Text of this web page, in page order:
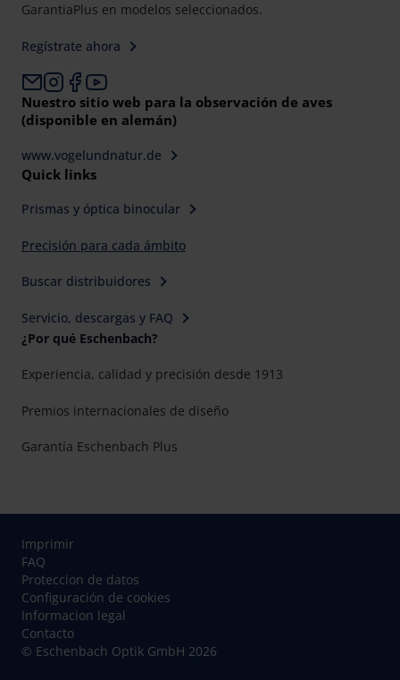
GarantiaPlus en modelos seleccionados.
Regístrate ahora
Nuestro sitio web para la observación de aves
(disponible en alemán)
www.vogelundnatur.de
Quick links
Prismas y óptica binocular
Precisión para cada ámbito
Buscar distribuidores
Servicio, descargas y FAQ
¿Por qué Eschenbach?
Experiencia, calidad y precisión desde 1913
Premios internacionales de diseño
Garantía Eschenbach Plus
© Eschenbach Optik GmbH 2026
Imprimir
FAQ
Proteccion de datos
Configuración de cookies
Informacion legal
Contacto